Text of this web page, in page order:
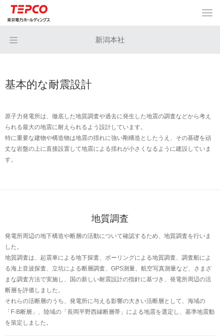
新潟本社
基本的な耐震設計
原子力発電所は、徹底した地質調査や過去に発生した地震の調査などから考え
られる最大の地震に耐えられるよう設計しています。
特に重要な建物や構造物は地震の揺れに強い剛構造としたうえ、その基礎を頑
丈な岩盤の上に直接設置して地震による揺れが小さくなるように建設していま
す。
地質調査
発電所周辺の地下構造や断層の活動について確認するため、地質調査を行いま
した。
地質調査は、起震車による地下探査、ボーリングによる地質調査、調査船によ
る海上音波探査、立坑による断層調査、GPS測量、航空写真測量など、さまざ
まな調査方法で実施し、国の新しい耐震設計の指針に基づき、発電所周辺の活
断層を評価しました。
それらの活断層のうち、発電所に与える影響の大きい活断層として、海域の
「F-B断層」、陸域の「長岡平野西縁断層帯」による地震を選定し、基準地震動
を策定しました。